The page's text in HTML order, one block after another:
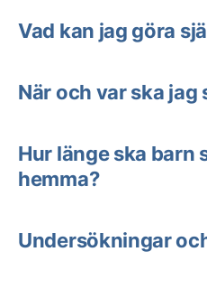
Vad kan jag göra
När och var ska jag
Hur länge ska barn
hemma?
Undersökningar